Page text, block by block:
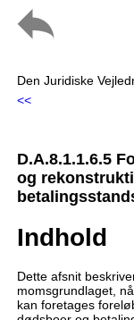
Den Juridiske
<<
D.A.8.1.1.6.5
og
Indhold
Dette afsnit
momsgrundlaget,
kan foretages